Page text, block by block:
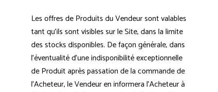
Les offres de Produits du Vendeur sont valables
tant qu’ils sont visibles sur le Site, dans la limite
des stocks disponibles. De façon générale, dans
l’éventualité d’une indisponibilité exceptionnelle
de Produit après passation de la commande de
l’Acheteur, le Vendeur en informera l’Acheteur à